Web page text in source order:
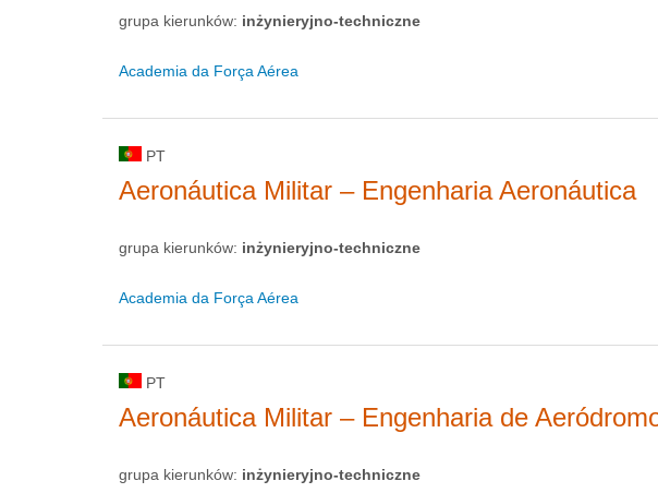
grupa kierunków: inżynieryjno-techniczne
Academia da Força Aérea
PT
Aeronáutica Militar – Engenharia Aeronáutica
grupa kierunków: inżynieryjno-techniczne
Academia da Força Aérea
PT
Aeronáutica Militar – Engenharia de
grupa kierunków: inżynieryjno-techniczne